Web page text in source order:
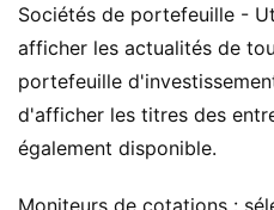
Sociétés de portefeuille -
afficher les actualités de
portefeuille
d'afficher les titres des
également disponible.
Moniteurs de cotations :